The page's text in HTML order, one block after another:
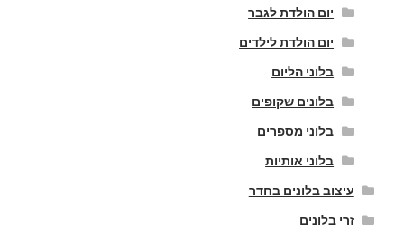
יום הולדת לגבר
יום הולדת לילדים
בלוני הליום
בלונים שקופים
בלוני מספרים
בלוני אותיות
עיצוב בלונים בחדר
זרי בלונים